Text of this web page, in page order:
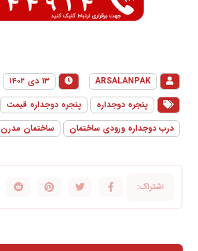
ARSALANPAK ۱۳ دی ۱۴۰۲
پنجره دوجداره
پنجره دوجداره قیمت
درب دوجداره ورودی ساختمان
ساختمان مدرن